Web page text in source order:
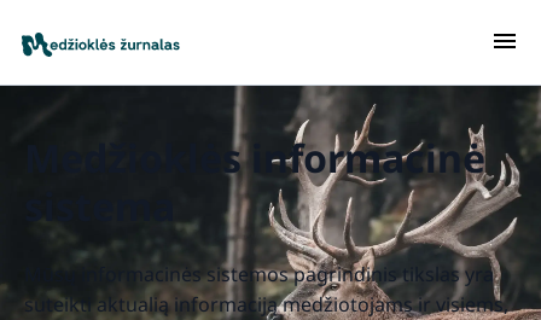
Medžioklės informacinė
Mūsų informacinės sistemos pagrindinis tikslas yra
suteikti aktualią informaciją medžiotojams ir visiems,